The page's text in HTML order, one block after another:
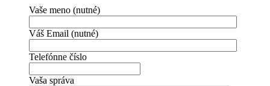
Vaše meno (nutné)
Váš Email (nutné)
Telefónne číslo
Vaša správa